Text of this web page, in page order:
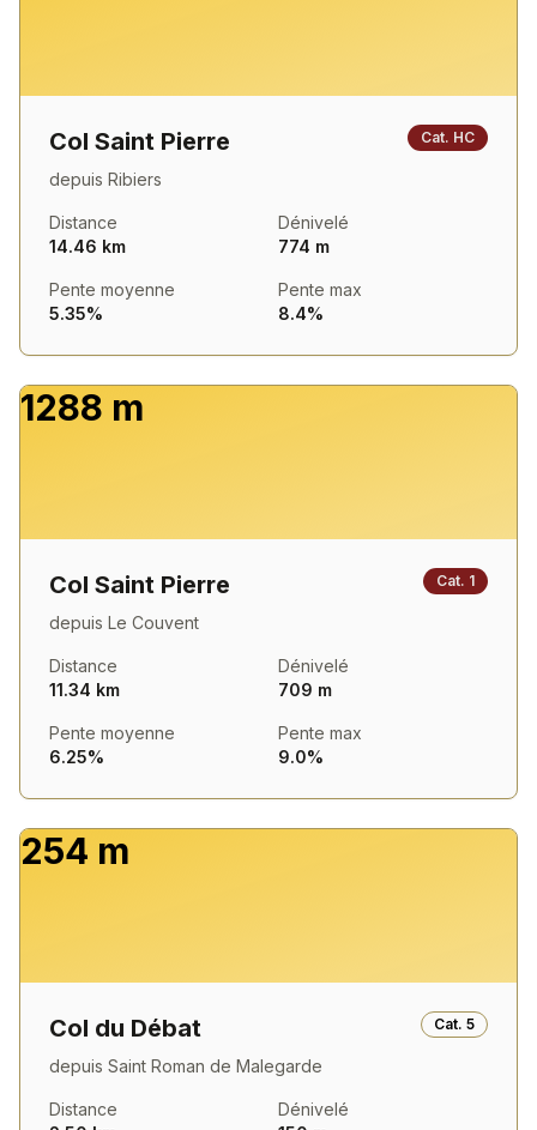
Col Saint Pierre Cat. HC
depuis Ribiers
Distance
14.46 km
Dénivelé
774 m
Pente moyenne
5.35%
Pente max
8.4%
1288 m
Col Saint Pierre Cat. 1
depuis Le Couvent
Distance
11.34 km
Dénivelé
709 m
Pente moyenne
6.25%
Pente max
9.0%
254 m
Col du Débat Cat. 5
depuis Saint Roman de Malegarde
Distance
Dénivelé